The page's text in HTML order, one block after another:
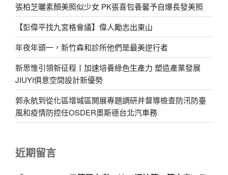
張柏芝曬素顏美照似少女 PK張喜包養馨予自爆長發美照
【彭偉平找九宮格會議】偉人勵志出東山
年夜年頭一，新竹森和診所他們是最美逆行者
新思惟引領新征程丨加速培養綠色生產力 塑造產業發展
JIUYI俱意空間設計新優勢
郭永航到從化區增城區開展專題調研并督導檢查防汛防臺
風和疫情防控任OSDER奧斯德台北汽車務
近期留言